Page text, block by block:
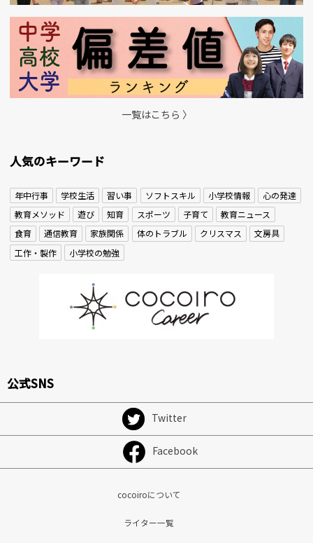
一覧はこちら 〉
人気のキーワード
年中行事 学校生活 習い事 ソフトスキル 小学校情報
心の発達
教育メソッド
遊び 知育 スポーツ 子育て
教育ニュース
食育
通信教育 家族関係 体のトラブル クリスマス
文房具
工作・製作
小学校の勉強
公式SNS
Twitter
Facebook
cocoiroについて
ライター一覧